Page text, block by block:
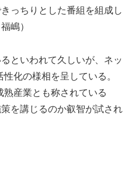
っちりとした番組を組成し
嶋）
といわれて久しいが、ネッ
化の様相を呈している。
産業とも称されている
を講じるのか叡智が試され